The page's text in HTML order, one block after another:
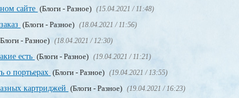
сайте (Блоги - Разное) (15.04.2021 / 11:48)
(Блоги - Разное) (18.04.2021 / 11:56)
- Разное) (18.04.2021 / 12:30)
есть (Блоги - Разное) (19.04.2021 / 11:21)
о портьерах (Блоги - Разное) (19.04.2021 / 13:55)
картриджей (Блоги - Разное) (19.04.2021 / 16:23)